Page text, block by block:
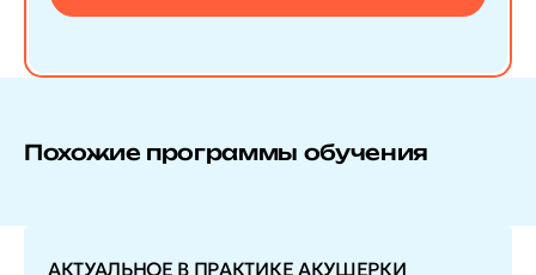
Похожие программы обучения
АКТУАЛЬНОЕ В ПРАКТИКЕ АКУШЕРКИ